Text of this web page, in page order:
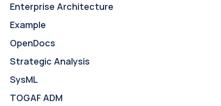
Enterprise Architecture
Example
OpenDocs
Strategic Analysis
SysML
TOGAF ADM